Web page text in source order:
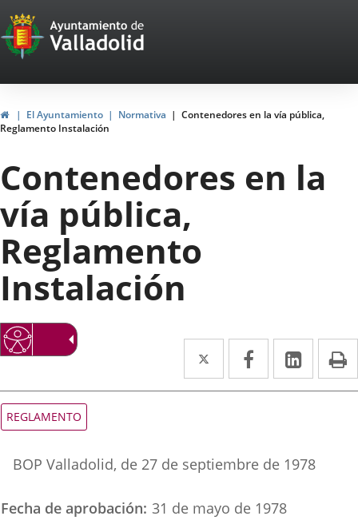
Portal
Web
del
Ayuntamiento
de
Valladolid
InicioEl Ayuntamiento Normativa
Contenedores en la vía pública,
Reglamento Instalación
Contenedores en la
vía pública,
Reglamento
Instalación
Twitter
Enlace
a
externa.
Facebook
Enlace
a
externa.
Enlace
a
Tipo
de
REGLAMENTO
boletin
BOP Valladolid, de 27 de septiembre de 1978
Fecha de aprobación 31 de mayo de 1978